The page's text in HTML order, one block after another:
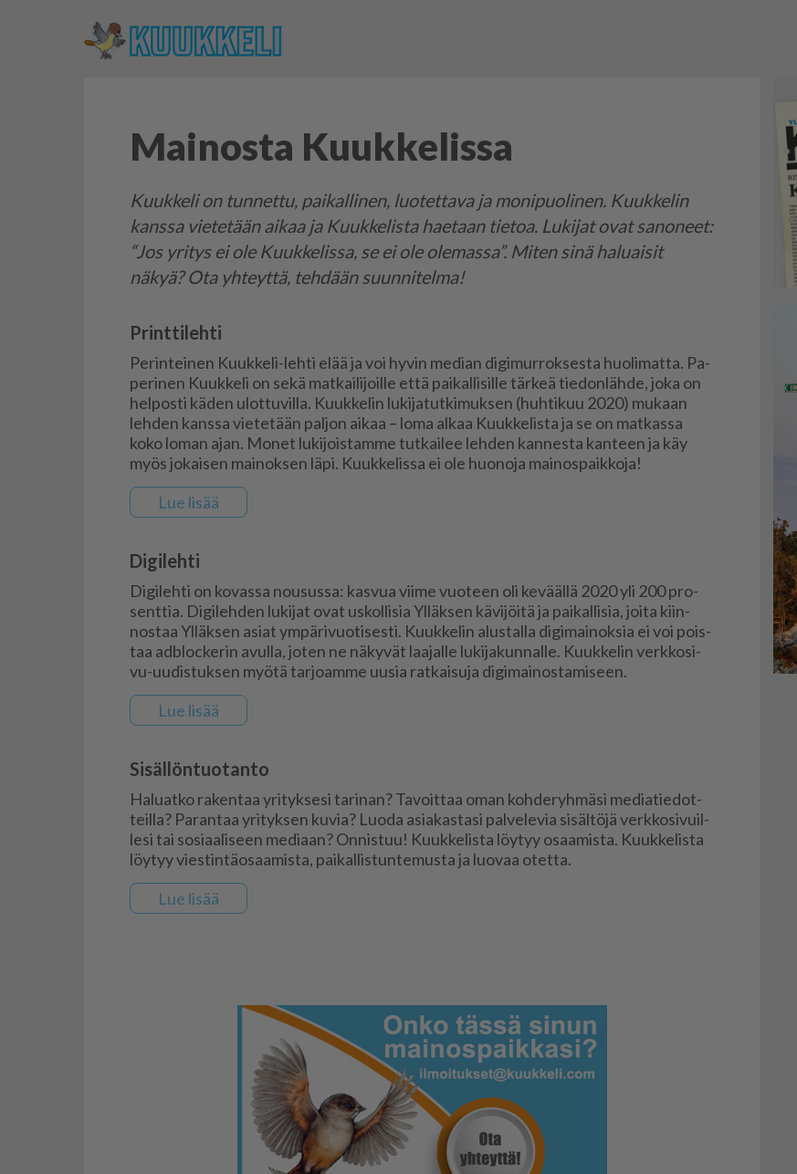
Mainosta Kuukkelissa
Kuukkeli on tunnettu, paikallinen, luotettava ja monipuolinen. Kuukkelin
kanssa vietetään aikaa ja Kuukkelista haetaan tietoa. Lukijat ovat sanoneet:
“Jos yritys ei ole Kuukkelissa, se ei ole olemassa”. Miten sinä haluaisit
näkyä? Ota yhteyttä, tehdään suunnitelma!
Printtilehti
Pe­rin­tei­nen Kuuk­ke­li-leh­ti elää ja voi hy­vin me­di­an di­gi­mur­rok­ses­ta huo­li­mat­ta. Pa­
pe­ri­nen Kuuk­ke­li on sekä mat­kai­li­joil­le et­tä pai­kal­li­sil­le tär­keä tie­don­läh­de, joka on
hel­pos­ti kä­den ulot­tu­vil­la. Kuuk­ke­lin lu­ki­ja­tut­ki­muk­sen (huh­ti­kuu 2020) mu­kaan
leh­den kans­sa vie­te­tään pal­jon ai­kaa – loma al­kaa Kuuk­ke­lis­ta ja se on mat­kas­sa
koko lo­man ajan. Mo­net lu­ki­jois­tam­me tut­kai­lee leh­den kan­nes­ta kan­teen ja käy
myös jo­kai­sen mai­nok­sen läpi. Kuuk­ke­lis­sa ei ole huo­no­ja mai­nos­paik­ko­ja!
Lue li­sää
Digilehti
Di­gi­leh­ti on ko­vas­sa nou­sus­sa: kas­vua vii­me vuo­teen oli ke­vääl­lä 2020 yli 200 pro­
sent­tia. Di­gi­leh­den lu­ki­jat ovat us­kol­li­sia Yl­läk­sen kä­vi­jöi­tä ja pai­kal­li­sia, joi­ta kiin­
nos­taa Yl­läk­sen asi­at ym­pä­ri­vuo­ti­ses­ti. Kuuk­ke­lin alus­tal­la di­gi­mai­nok­sia ei voi pois­
taa adb­loc­ke­rin avul­la, jo­ten ne nä­ky­vät laa­jal­le lu­ki­ja­kun­nal­le. Kuuk­ke­lin verk­ko­si­
vu-uu­dis­tuk­sen myö­tä tar­jo­am­me uu­sia rat­kai­su­ja di­gi­mai­nos­ta­mi­seen.
Lue li­sää
Sisällöntuotanto
Ha­lu­at­ko ra­ken­taa yri­tyk­se­si ta­ri­nan? Ta­voit­taa oman koh­de­ryh­mä­si me­di­a­tie­dot­
teil­la? Pa­ran­taa yri­tyk­sen ku­via? Luo­da asi­a­kas­ta­si pal­ve­le­via si­säl­tö­jä verk­ko­si­vuil­
le­si tai so­si­aa­li­seen me­di­aan? On­nis­tuu! Kuuk­ke­lis­ta löy­tyy osaa­mis­ta. Kuuk­ke­lis­ta
löy­tyy vies­tin­tä­o­saa­mis­ta, pai­kal­lis­tun­te­mus­ta ja luo­vaa otet­ta.
Lue li­sää